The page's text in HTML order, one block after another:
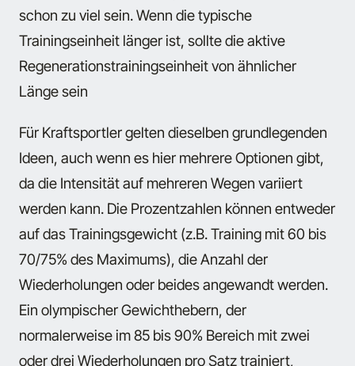
schon zu viel sein. Wenn die typische
Trainingseinheit länger ist, sollte die aktive
Regenerationstrainingseinheit von ähnlicher
Länge sein
Für Kraftsportler gelten dieselben grundlegenden
Ideen, auch wenn es hier mehrere Optionen gibt,
da die Intensität auf mehreren Wegen variiert
werden kann. Die Prozentzahlen können entweder
auf das Trainingsgewicht (z.B. Training mit 60 bis
70/75% des Maximums), die Anzahl der
Wiederholungen oder beides angewandt werden.
Ein olympischer Gewichthebern, der
normalerweise im 85 bis 90% Bereich mit zwei
oder drei Wiederholungen pro Satz trainiert,